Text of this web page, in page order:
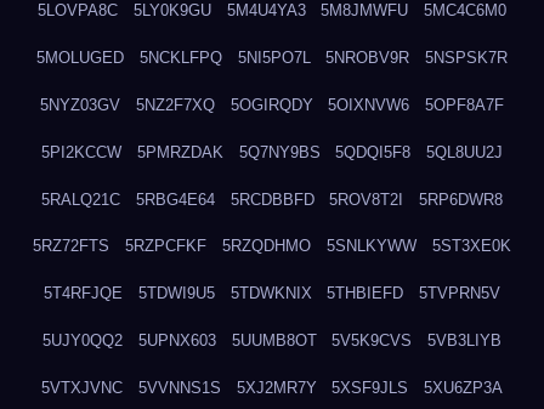
5LOVPA8C 5LY0K9GU 5M4U4YA3 5M8JMWFU 5MC4C6M0
5MOLUGED 5NCKLFPQ 5NI5PO7L 5NROBV9R 5NSPSK7R
5NYZ03GV 5NZ2F7XQ 5OGIRQDY 5OIXNVW6 5OPF8A7F
5PI2KCCW 5PMRZDAK 5Q7NY9BS 5QDQI5F8 5QL8UU2J
5RALQ21C 5RBG4E64 5RCDBBFD 5ROV8T2I 5RP6DWR8
5RZ72FTS 5RZPCFKF 5RZQDHMO 5SNLKYWW 5ST3XE0K
5T4RFJQE 5TDWI9U5 5TDWKNIX 5THBIEFD 5TVPRN5V
5UJY0QQ2 5UPNX603 5UUMB8OT 5V5K9CVS 5VB3LIYB
5VTXJVNC 5VVNNS1S 5XJ2MR7Y 5XSF9JLS 5XU6ZP3A